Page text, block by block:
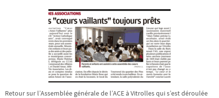
Retour sur l’Assemblée générale de l’ACE à Vitrolles qui s’est déroulée